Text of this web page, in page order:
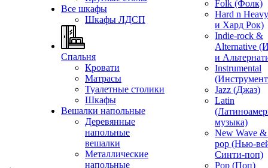
Все шкафы
Шкафы ЛДСП
Спальня
Кровати
Матрасы
Туалетные столики
Шкафы
Вешалки напольные
Деревянные
напольные
вешалки
Металлические
напольные
Folk (Фолк)
Hard n
и Хард Рок)
Indie-rock &
Alternative
и
Instrumental
Jazz (Джаз)
Latin
музыка)
New Wave
pop (Нью-
Синти-поп)
Pop (Поп)